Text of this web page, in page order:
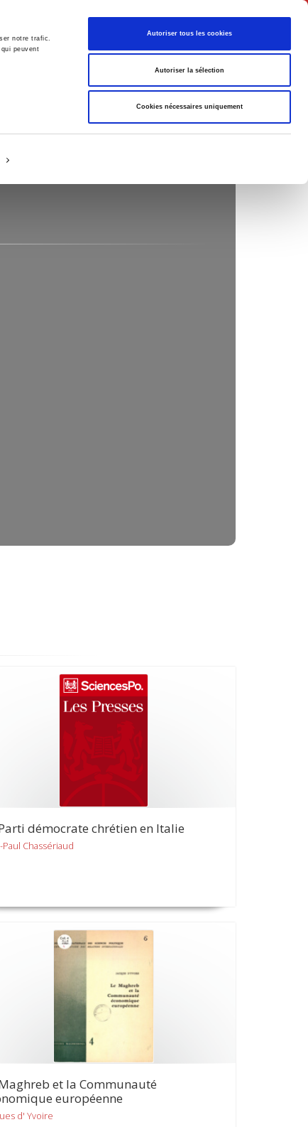
notre trafic.
peuvent
Autoriser tous les cookies
Autoriser la sélection
Cookies nécessaires uniquement
English
démocrate chrétien en Italie
Paul Chassériaud
et la Communauté
européenne
d' Yvoire